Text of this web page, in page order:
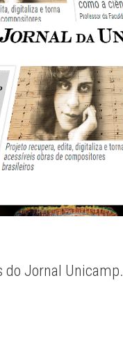
do Jornal Unicamp.